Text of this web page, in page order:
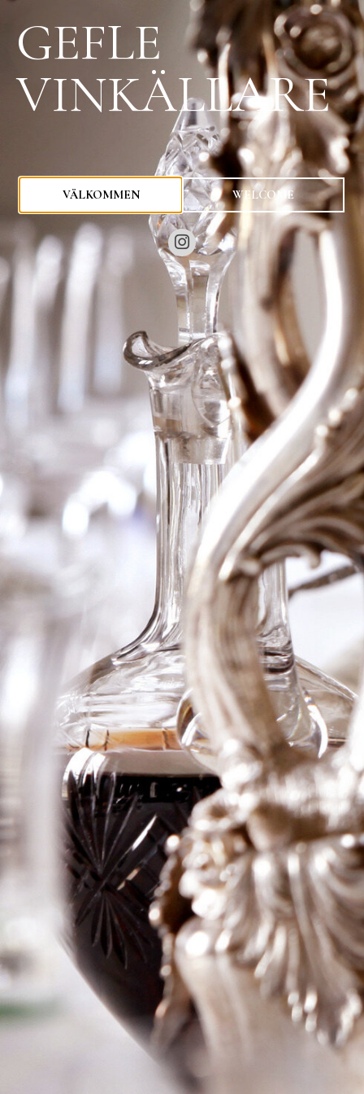
kr
1979 Ch Canon
a Gaffelier
Logga in för att se priset
Art.nr: 20902-02
Information
Producent Canon a Gaffelier
Årgång 1979
Land Frankrike
Område St Emilion
Färg Rött
37,5cl
–
GEFLE
VINKÄLLARE
VÄLKOMMEN WELCOME